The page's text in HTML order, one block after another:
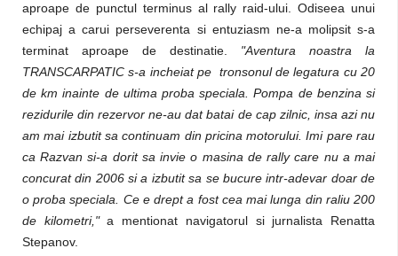
aproape de punctul terminus al rally raid-ului. Odiseea unui
echipaj a carui perseverenta si entuziasm ne-a molipsit s-a
terminat aproape de destinatie. "Aventura noastra la
TRANSCARPATIC s-a incheiat pe tronsonul de legatura cu 20
de km inainte de ultima proba speciala. Pompa de benzina si
rezidurile din rezervor ne-au dat batai de cap zilnic, insa azi nu
am mai izbutit sa continuam din pricina motorului. Imi pare rau
ca Razvan si-a dorit sa invie o masina de rally care nu a mai
concurat din 2006 si a izbutit sa se bucure intr-adevar doar de
o proba speciala. Ce e drept a fost cea mai lunga din raliu 200
de kilometri,"a mentionat navigatorul si jurnalista Renatta
Stepanov.